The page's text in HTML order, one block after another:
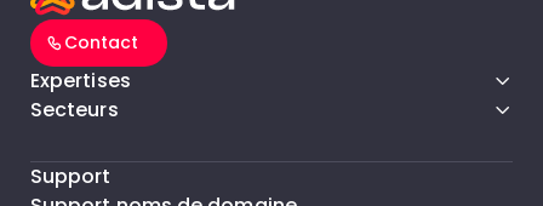
Contact
Expertises
Secteurs
Support